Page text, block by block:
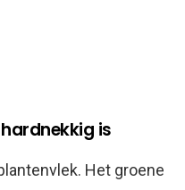
is
Het groene